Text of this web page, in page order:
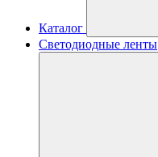
Каталог
Светодиодные ленты